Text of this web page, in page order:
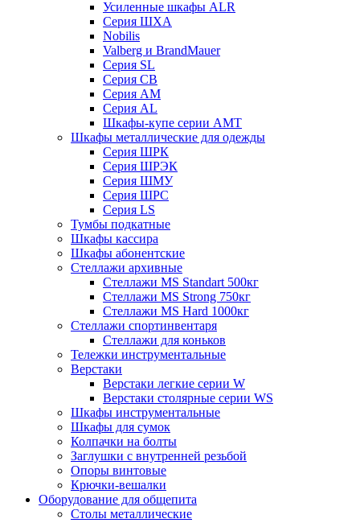
Усиленные шкафы ALR
Серия ШХА
Nobilis
Valberg и BrandMauer
Cерия SL
Серия СВ
Серия АМ
Серия AL
Шкафы-купе серии AMT
Шкафы металлические для одежды
Серия ШРК
Серия ШРЭК
Серия ШМУ
Серия ШРС
Серия LS
Тумбы подкатные
Шкафы кассира
Шкафы абонентские
Стеллажи архивные
Стеллажи MS Standart 500кг
Стеллажи MS Strong 750кг
Стеллажи MS Hard 1000кг
Стеллажи спортинвентаря
Стеллажи для коньков
Тележки инструментальные
Верстаки
Верстаки легкие серии W
Верстаки столярные серии WS
Шкафы инструментальные
Шкафы для сумок
Колпачки на болты
Заглушки с внутренней резьбой
Опоры винтовые
Крючки-вешалки
Оборудование для общепита
Столы металлические